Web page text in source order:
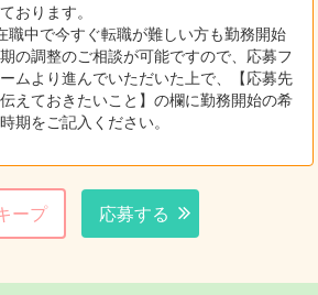
おります。
職中で今すぐ転職が難しい方も勤務開始
の調整のご相談が可能ですので、応募フ
ムより進んでいただいた上で、【応募先
えておきたいこと】の欄に勤務開始の希
期をご記入ください。
ープ 応募する